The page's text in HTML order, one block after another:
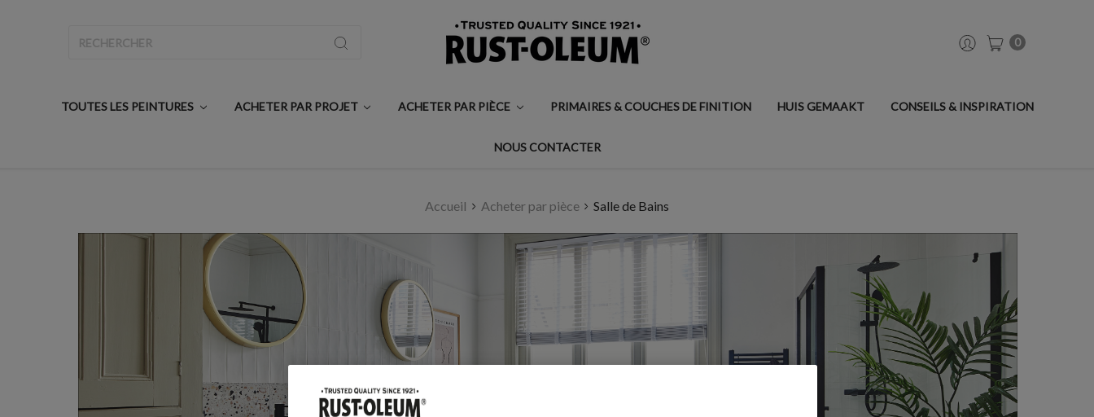
0
TOUTES LES PEINTURES ACHETER PAR PROJET ACHETER PAR PIÈCE PRIMAIRES & COUCHES DE FINITION HUIS GEMAAKT CONSEILS & INSPIRATION
NOUS CONTACTER
Accueil Acheter par pièce Salle de Bains